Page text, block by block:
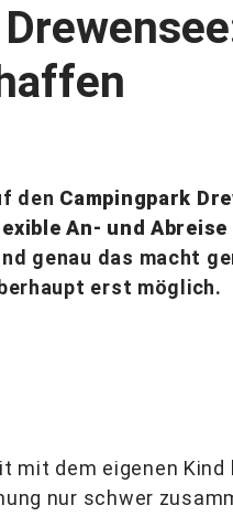
den Campingpark
An- und Abreise
genau das macht
erst möglich.
mit dem eigenen
nur schwer